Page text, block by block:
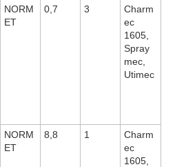
NORM
ET
0,7 3
Charm
ec
1605,
Spray
mec,
Utimec
NORM
ET
8,8 1
Charm
ec
1605,